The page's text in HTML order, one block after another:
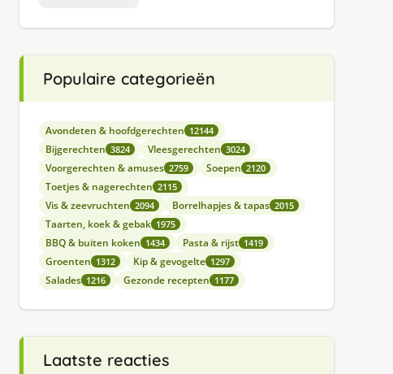
Populaire categorieën
Avondeten & hoofdgerechten 12144
Bijgerechten 3824 Vleesgerechten 3024
Voorgerechten & amuses 2759 Soepen 2120
Toetjes & nagerechten 2115
Vis & zeevruchten 2094 Borrelhapjes & tapas 2015
Taarten, koek & gebak 1975
BBQ & buiten koken 1434 Pasta & rijst 1419
Groenten 1312 Kip & gevogelte 1297
Salades 1216 Gezonde recepten 1177
Laatste reacties